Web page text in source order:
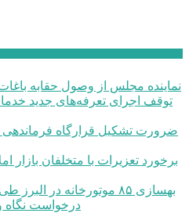
نماینده مجلس از وصول حقابه
بهسازی ۸۵ موتورخانه در البرز طی سه‌ماهه نخست امسال
درخواست نگاه